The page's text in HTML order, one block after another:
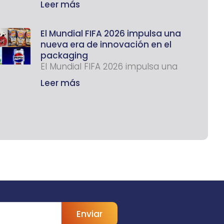
Leer más
El Mundial FIFA 2026 impulsa una
nueva era de innovación en el
packaging
El Mundial FIFA 2026 impulsa una
Leer más
Enviar